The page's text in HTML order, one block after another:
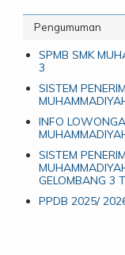
Pengumuman
SPMB SMK
3
SISTEM
INFO
SISTEM
GELOMBANG 3
PPDB 2025/